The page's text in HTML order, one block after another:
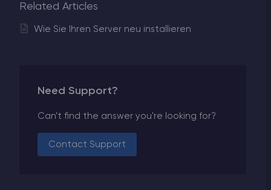
Related Articles
Wie Sie Ihren Server neu installieren
Need Support?
Can't find the answer you're looking for?
Contact Support